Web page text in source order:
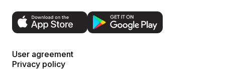
User agreement
Privacy policy